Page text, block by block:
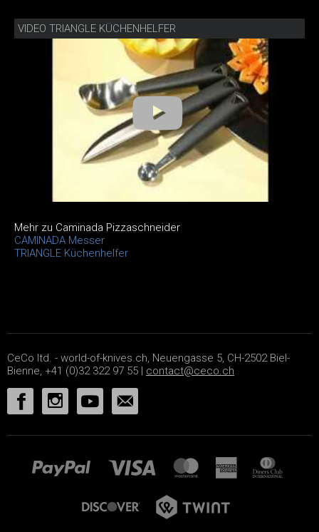
VIDEO TRIANGLE KÜCHENHELFER
Mehr zu Caminada Pizzaschneider
CAMINADA Messer
TRIANGLE Küchenhelfer
CeCo ltd. - world-of-knives.ch, Neuengasse 5, CH-2502 Biel-
Bienne, +41 (0)32 322 97 55 | contact@ceco.ch